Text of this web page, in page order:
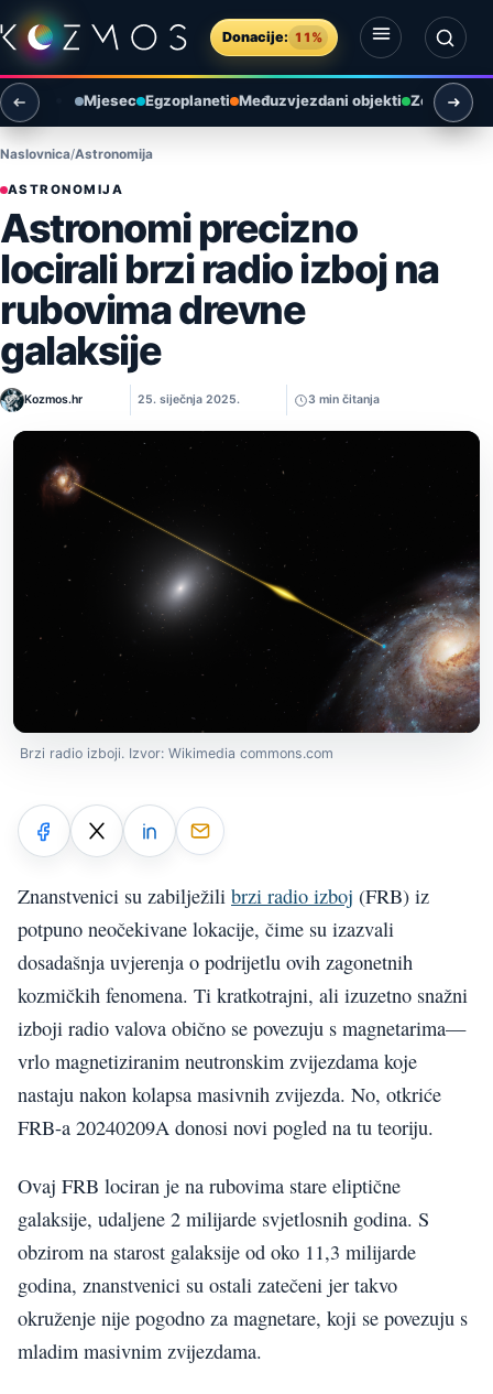
Preskoči na sadržaj
Donacije: 11%
Otvori izbornik
Otvori pretragu
Mjesec Egzoplaneti Međuzvjezdani objekti Zemlja i
Naslovnica Astronomija
ASTRONOMIJA
Astronomi precizno
locirali brzi radio izboj na
rubovima drevne
galaksije
Kozmos.hr 25. siječnja 2025. 3 min čitanja
Brzi radio izboji. Izvor: Wikimedia commons.com
Znanstvenici su zabilježili brzi radio izboj (FRB) iz
potpuno neočekivane lokacije, čime su izazvali
dosadašnja uvjerenja o podrijetlu ovih zagonetnih
kozmičkih fenomena. Ti kratkotrajni, ali izuzetno snažni
izboji radio valova obično se povezuju s magnetarima—
vrlo magnetiziranim neutronskim zvijezdama koje
nastaju nakon kolapsa masivnih zvijezda. No, otkriće
FRB-a 20240209A donosi novi pogled na tu teoriju.
Ovaj FRB lociran je na rubovima stare eliptične
galaksije, udaljene 2 milijarde svjetlosnih godina. S
obzirom na starost galaksije od oko 11,3 milijarde
godina, znanstvenici su ostali zatečeni jer takvo
okruženje nije pogodno za magnetare, koji se povezuju s
mladim masivnim zvijezdama.